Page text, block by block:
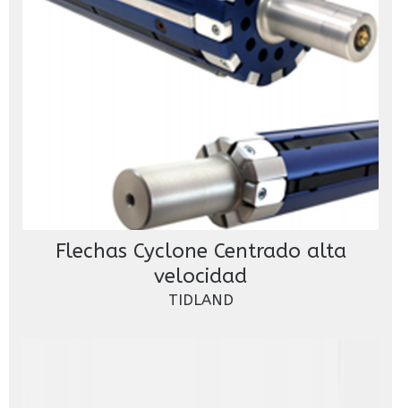
Flechas Cyclone Centrado alta
velocidad
TIDLAND